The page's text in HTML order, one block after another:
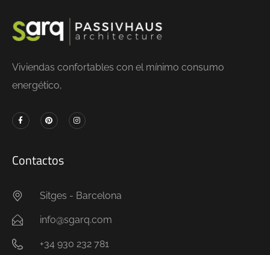
Viviendas confortables con el mínimo consumo
energético,
Contactos
Sitges - Barcelona
info@sgarq.com
+34 930 232 781